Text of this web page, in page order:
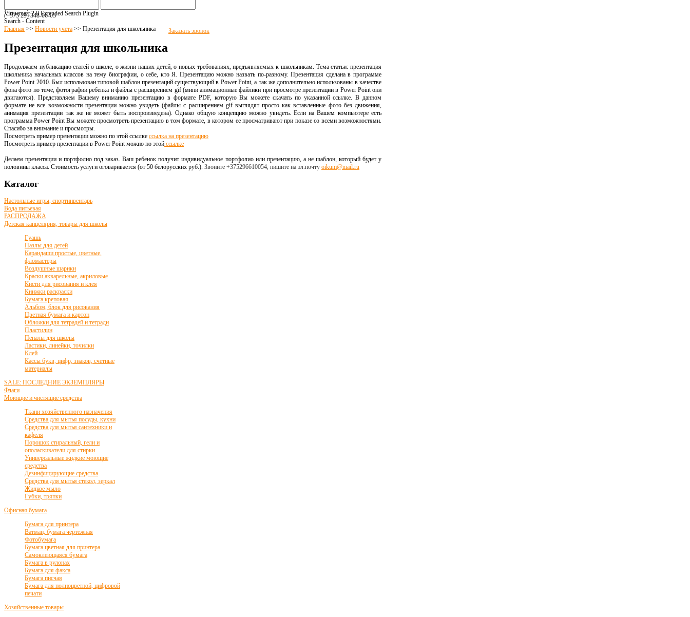
(+375 17) 516-94-82
(+375 29)348-06-03
Заказать звонок
Virtuemart 2.0 Extended Search Plugin
Search - Content
Главная >> Новости учета >> Презентация для школьника
Презентация для школьника
Продолжаем публикацию статей о школе, о жизни наших детей, о новых требованиях, предъявляемых к школьникам. Тема статьи: презентация
школьника начальных классов на тему биографии, о себе, кто Я. Презентацию можно назвать по-разному. Презентация сделана в программе
Power Point 2010. Был использован типовой шаблон презентаций существующий в Power Point, а так же дополнительно использованы в качестве
фона фото по теме, фотографии ребенка и файлы с расширением gif (мини анимационные файлики при просмотре презентации в Power Point они
двигаются). Представляем Вашему вниманию презентацию в формате PDF, которую Вы можете скачать по указанной ссылке. В данном
формате не все возможности презентации можно увидеть (файлы с расширением gif выглядят просто как вставленные фото без движения,
анимация презентации так же не может быть воспроизведена). Однако общую концепцию можно увидеть. Если на Вашем компьютере есть
программа Power Point Вы можете просмотреть презентацию в том формате, в котором ее просматривают при показе со всеми возможностями.
Спасибо за внимание и просмотры.
Посмотреть пример презентации можно по этой ссылке ссылка на презентацию
Посмотреть пример презентации в Power Point можно по этой ссылке
Делаем презентации и портфолио под заказ. Ваш ребенок получит индивидуальное портфолио или презентацию, а не шаблон, который будет у
половины класса. Стоимость услуги оговаривается (от 50 белорусских руб.). Звоните +375296610054, пишите на эл.почту oikum@mail.ru
Каталог
Настольные игры, спортинвентарь
Вода питьевая
РАСПРОДАЖА
Детская канцелярия, товары для школы
Гуашь
Пазлы для детей
Карандаши простые, цветные,
фломастеры
Воздушные шарики
Краски акварельные, акриловые
Кисти для рисования и клея
Книжки раскраски
Бумага креповая
Альбом, блок для рисования
Цветная бумага и картон
Обложки для тетрадей и тетради
Пластилин
Пеналы для школы
Ластики, линейки, точилки
Клей
Кассы букв, цифр, знаков, счетные
материалы
SALE: ПОСЛЕДНИЕ ЭКЗЕМПЛЯРЫ
Флаги
Моющие и чистящие средства
Ткани хозяйственного назначения
Средства для мытья посуды, кухни
Средства для мытья сантехники и
кафеля
Порошок стиральный, гели и
ополаскиватели для стирки
Универсальные жидкие моющие
средства
Дезинфицирующие средства
Средства для мытья стекол, зеркал
Жидкое мыло
Губки, тряпки
Офисная бумага
Бумага для принтера
Ватман, бумага чертежная
Фотобумага
Бумага цветная для принтера
Самоклеющаяся бумага
Бумага в рулонах
Бумага для факса
Бумага писчая
Бумага для полноцветной, цифровой
печати
Хозяйственные товары